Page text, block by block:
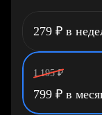
279 ₽ в
1 195 ₽
799 ₽ в